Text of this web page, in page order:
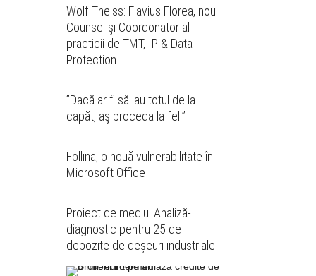
Wolf Theiss: Flavius Florea, noul
Counsel şi Coordonator al
practicii de TMT, IP & Data
Protection
”Dacă ar fi să iau totul de la
capăt, aş proceda la fel!”
Follina, o nouă vulnerabilitate în
Microsoft Office
Proiect de mediu: Analiză-
diagnostic pentru 25 de
depozite de deșeuri industriale